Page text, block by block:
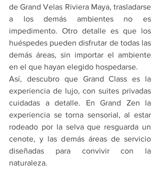
de Grand Velas Riviera Maya, trasladarse
a los demás ambientes no es
impedimento. Otro detalle es que los
huéspedes pueden disfrutar de todas las
demás áreas, sin importar el ambiente
en el que hayan elegido hospedarse.
Así, descubro que Grand Class es la
experiencia de lujo, con suites privadas
cuidadas a detalle. En Grand Zen la
experiencia se torna sensorial, al estar
rodeado por la selva que resguarda un
cenote, y las demás áreas de servicio
diseñadas para convivir con la
naturaleza.